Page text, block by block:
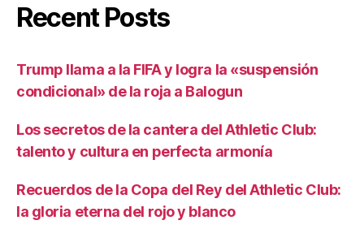
Recent Posts
Trump llama a la FIFA y logra la «suspensión
condicional» de la roja a Balogun
Los secretos de la cantera del Athletic Club:
talento y cultura en perfecta armonía
Recuerdos de la Copa del Rey del Athletic Club:
la gloria eterna del rojo y blanco